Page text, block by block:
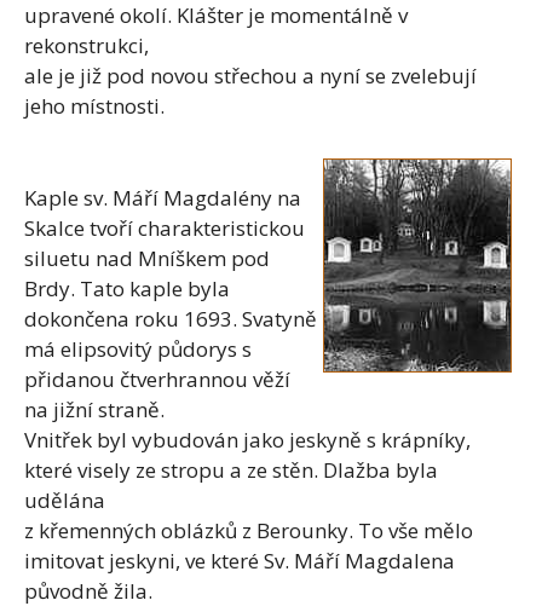
upravené okolí. Klášter je momentálně v
rekonstrukci,
ale je již pod novou střechou a nyní se zvelebují
jeho místnosti.
Kaple sv. Máří Magdalény na
Skalce tvoří charakteristickou
siluetu nad Mníškem pod
Brdy. Tato kaple byla
dokončena roku 1693. Svatyně
má elipsovitý půdorys s
přidanou čtverhrannou věží
na jižní straně.
Vnitřek byl vybudován jako jeskyně s krápníky,
které visely ze stropu a ze stěn. Dlažba byla
udělána
z křemenných oblázků z Berounky. To vše mělo
imitovat jeskyni, ve které Sv. Máří Magdalena
původně žila.